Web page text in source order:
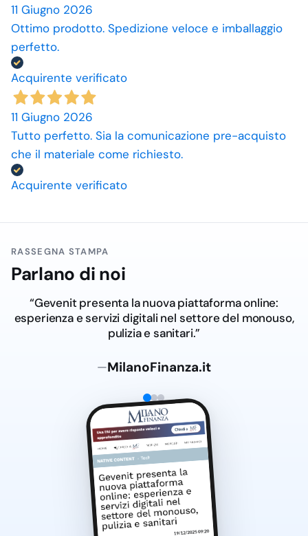
11 Giugno 2026
Ottimo prodotto. Spedizione veloce e imballaggio
perfetto.
Acquirente verificato
11 Giugno 2026
Tutto perfetto. Sia la comunicazione pre-acquisto
che il materiale come richiesto.
Acquirente verificato
RASSEGNA STAMPA
Parlano di noi
“Gevenit presenta la nuova piattaforma online:
esperienza e servizi digitali nel settore del monouso,
pulizia e sanitari.”
—MilanoFinanza.it